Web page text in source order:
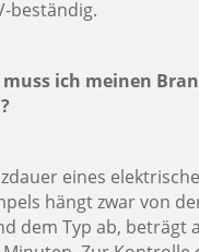
beständig.
muss ich meinen
eines
hängt zwar von
dem Typ ab, beträgt